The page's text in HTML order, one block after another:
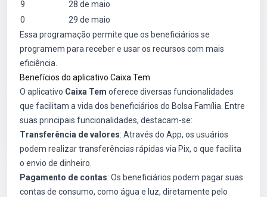
9
28 de maio
0
29 de maio
Essa programação permite que os beneficiários se
programem para receber e usar os recursos com mais
eficiência.
Benefícios do aplicativo Caixa Tem
O aplicativo Caixa Tem oferece diversas funcionalidades
que facilitam a vida dos beneficiários do Bolsa Família. Entre
suas principais funcionalidades, destacam-se:
Transferência de valores: Através do App, os usuários
podem realizar transferências rápidas via Pix, o que facilita
o envio de dinheiro.
Pagamento de contas: Os beneficiários podem pagar suas
contas de consumo, como água e luz, diretamente pelo